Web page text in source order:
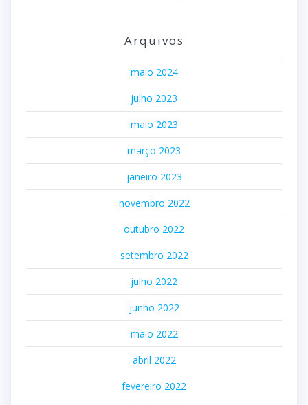
Arquivos
maio 2024
julho 2023
maio 2023
março 2023
janeiro 2023
novembro 2022
outubro 2022
setembro 2022
julho 2022
junho 2022
maio 2022
abril 2022
fevereiro 2022